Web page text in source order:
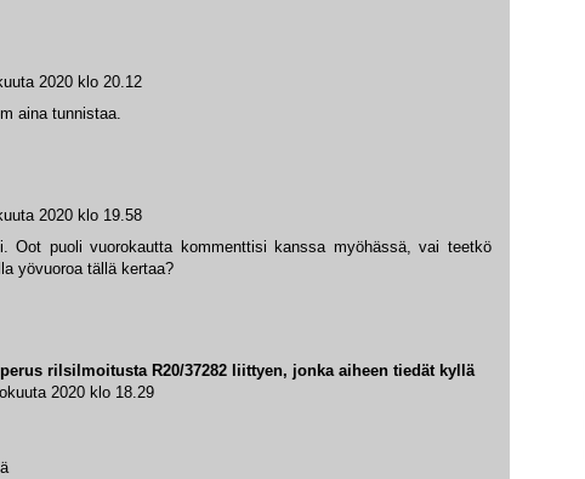
rilsilmoitusta R20/37282 liittyen, jonka aiheen tiedät kyllä
2020 klo 18.29
2020 klo 19.58
Oot puoli vuorokautta kommenttisi kanssa myöhässä, vai teetkö
yövuoroa tällä kertaa?
2020 klo 20.12
aina tunnistaa.